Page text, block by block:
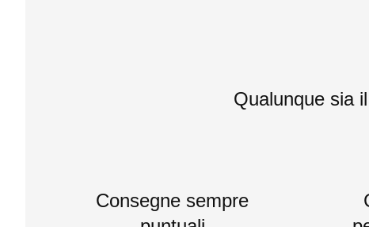
Qualunque sia
Consegne sempre